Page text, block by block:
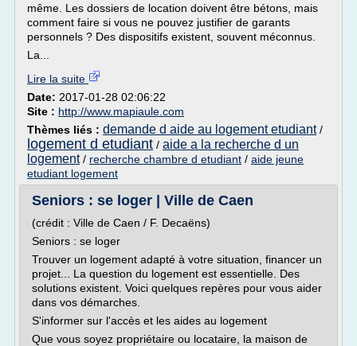
même. Les dossiers de location doivent être bétons, mais
comment faire si vous ne pouvez justifier de garants
personnels ? Des dispositifs existent, souvent méconnus.
La...
Lire la suite
Date: 2017-01-28 02:06:22
Site : http://www.mapiaule.com
Thèmes liés : demande d aide au logement etudiant/
logement d etudiant / aide a la recherche d un
logement/ recherche chambre d etudiant / aide jeune
etudiant logement
Seniors : se loger | Ville de Caen
(crédit : Ville de Caen / F. Decaëns)
Seniors : se loger
Trouver un logement adapté à votre situation, financer un
projet... La question du logement est essentielle. Des
solutions existent. Voici quelques repères pour vous aider
dans vos démarches.
S'informer sur l'accès et les aides au logement
Que vous soyez propriétaire ou locataire, la maison de